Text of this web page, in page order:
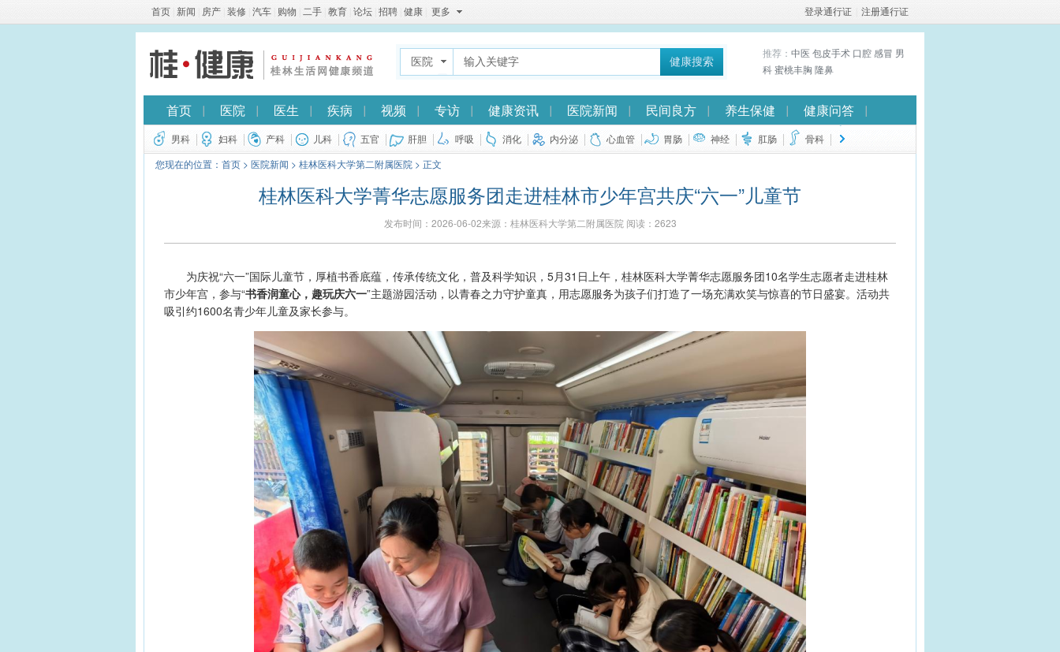
注册通行证
登录通行证
首页 新闻 房产 装修 汽车 购物 二手 教育 论坛 招聘 健康 更多
医院 健康搜索
推荐： 中医 包皮手术 口腔感冒 男
科蜜桃丰胸 隆鼻
首页 医院 医生 疾病 视频 专访 健康资讯 医院新闻 民间良方 养生保健 健康问答
男科 妇科 产科 儿科 五官 肝胆 呼吸 消化 内分泌 心血管 胃肠 神经 肛肠
骨科
您现在的位置： 首页 > 医院新闻 > 桂林医科大学第二附属医院 > 正文
桂林医科大学菁华志愿服务团走进桂林市少年宫共庆“六一”儿童节
发布时间：2026-06-02来源：桂林医科大学第二附属医院 阅读： 2623
为庆祝“六一”国际儿童节，厚植书香底蕴，传承传统文化，普及科学知识，5月31日上午，桂林医科大学菁华志愿服务团10名学生志愿者走进桂林
市少年宫，参与“书香润童心， 趣玩庆六一”主题游园活动，以青春之力守护童真，用志愿服务为孩子们打造了一场充满欢笑与惊喜的节日盛宴。活动共
吸引约1600名青少年儿童及家长参与。